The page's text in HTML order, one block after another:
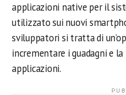
applicazioni native per il
utilizzato sui nuovi
sviluppatori si tratta di
incrementare i guadagni e
applicazioni.